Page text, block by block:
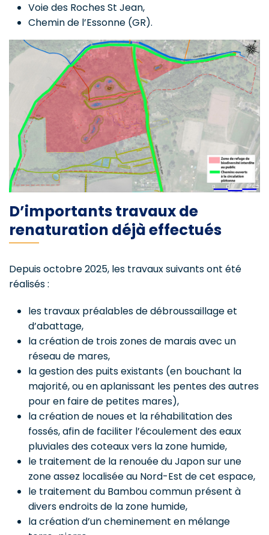
Voie des Roches St Jean,
Chemin de l’Essonne (GR).
D’importants travaux de
renaturation déjà effectués
Depuis octobre 2025, les travaux suivants ont été
réalisés :
les travaux préalables de débroussaillage et
d’abattage,
la création de trois zones de marais avec un
réseau de mares,
la gestion des puits existants (en bouchant la
majorité, ou en aplanissant les pentes des autres
pour en faire de petites mares),
la création de noues et la réhabilitation des
fossés, afin de faciliter l’écoulement des eaux
pluviales des coteaux vers la zone humide,
le traitement de la renouée du Japon sur une
zone assez localisée au Nord-Est de cet espace,
le traitement du Bambou commun présent à
divers endroits de la zone humide,
la création d’un cheminement en mélange